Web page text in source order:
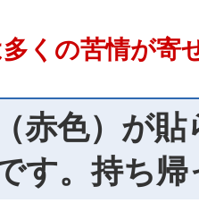
多くの苦情が寄
赤色）が
す。持ち